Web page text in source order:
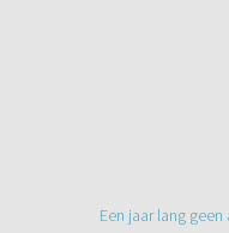
Een jaar lang